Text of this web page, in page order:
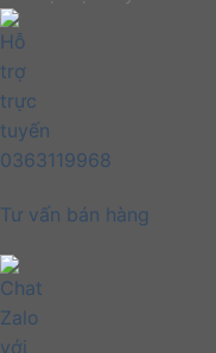
0363119968
Tư vấn bán hàng